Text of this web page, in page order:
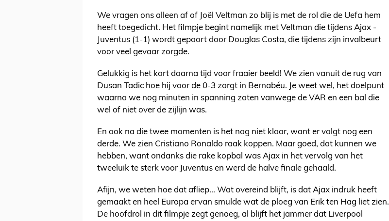
We vragen ons alleen af of Joël Veltman zo blij is met de rol die de Uefa hem
heeft toegedicht. Het filmpje begint namelijk met Veltman die tijdens Ajax -
Juventus (1-1) wordt gepoort door Douglas Costa, die tijdens zijn invalbeurt
voor veel gevaar zorgde.
Gelukkig is het kort daarna tijd voor fraaier beeld! We zien vanuit de rug van
Dusan Tadic hoe hij voor de 0-3 zorgt in Bernabéu. Je weet wel, het doelpunt
waarna we nog minuten in spanning zaten vanwege de VAR en een bal die
wel of niet over de zijlijn was.
En ook na die twee momenten is het nog niet klaar, want er volgt nog een
derde. We zien Cristiano Ronaldo raak koppen. Maar goed, dat kunnen we
hebben, want ondanks die rake kopbal was Ajax in het vervolg van het
tweeluik te sterk voor Juventus en werd de halve finale gehaald.
Afijn, we weten hoe dat afliep... Wat overeind blijft, is dat Ajax indruk heeft
gemaakt en heel Europa ervan smulde wat de ploeg van Erik ten Hag liet zien.
De hoofdrol in dit filmpje zegt genoeg, al blijft het jammer dat Liverpool